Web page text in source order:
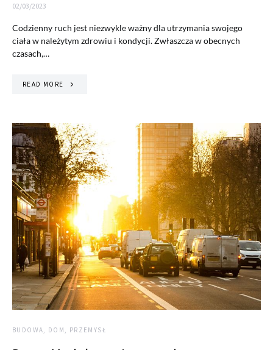
02/03/2023
Codzienny ruch jest niezwykle ważny dla utrzymania swojego
ciała w należytym zdrowiu i kondycji. Zwłaszcza w obecnych
czasach,…
READ MORE
BUDOWA, DOM, PRZEMYSŁ